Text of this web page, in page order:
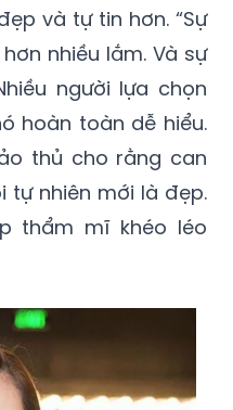
và tự tin hơn. “Sự
nhiều lắm. Và sự
người lựa chọn
hoàn toàn dễ hiểu.
thủ cho rằng can
tự nhiên mới là đẹp.
thẩm mĩ khéo léo